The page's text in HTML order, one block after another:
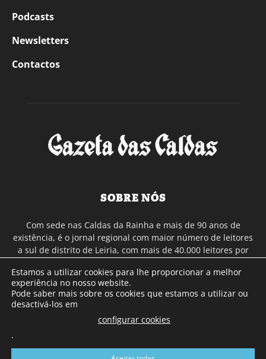
Podcasts
Newsletters
Contactos
SOBRE NÓS
Com sede nas Caldas da Rainha e mais de 90 anos de
existência, é o jornal regional com maior número de leitores
a sul de distrito de Leiria, com mais de 40.000 leitores por
Continental e assinatura online.
SIGA-NOS
Estamos a utilizar cookies para lhe proporcionar a melhor
experiência no nosso website.
Pode saber mais sobre os cookies que estamos a utilizar ou
desactivá-los em
configurar cookies
.